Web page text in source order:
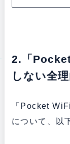
2.「
しない全
「Pocket
について、以